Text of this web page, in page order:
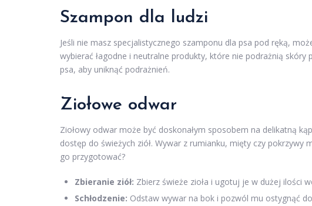
Szampon dla ludzi
Jeśli nie masz specjalistycznego szamponu dla psa pod ręką,
wybierać łagodne i neutralne produkty, które nie podrażnią skóry
psa, aby uniknąć podrażnień.
Ziołowe odwar
Ziołowy odwar może być doskonałym sposobem na delikatną
dostęp do świeżych ziół. Wywar z rumianku, mięty czy pokrzywy
go przygotować?
Zbieranie ziół: Zbierz świeże zioła i ugotuj je w dużej ilości
Schłodzenie: Odstaw wywar na bok i pozwól mu ostygnąć